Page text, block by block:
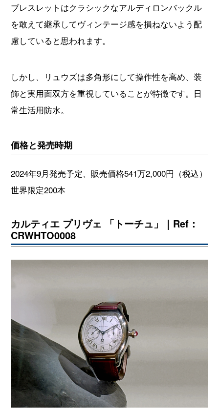
ブレスレットはクラシックなアルディロンバックル
を敢えて継承してヴィンテージ感を損ねないよう配
慮していると思われます。
しかし、リュウズは多角形にして操作性を高め、装
飾と実用面双方を重視していることが特徴です。日
常生活用防水。
価格と発売時期
2024年9月発売予定、販売価格541万2,000円（税込）
世界限定200本
カルティエ プリヴェ 「トーチュ」｜Ref：
CRWHTO0008